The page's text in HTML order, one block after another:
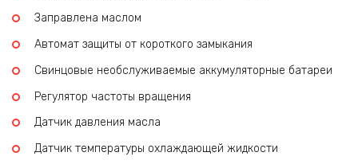
Заправлена маслом
Автомат защиты от короткого замыкания
Свинцовые необслуживаемые аккумуляторные батареи
Регулятор частоты вращения
Датчик давления масла
Датчик температуры охлаждающей жидкости